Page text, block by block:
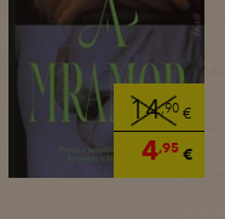
14,90€
4,95€